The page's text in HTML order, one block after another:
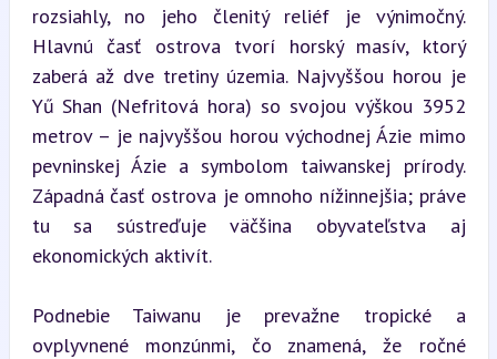
rozsiahly, no jeho členitý reliéf je výnimočný.
Hlavnú časť ostrova tvorí horský masív, ktorý
zaberá až dve tretiny územia. Najvyššou horou je
Yű Shan (Nefritová hora) so svojou výškou 3952
metrov – je najvyššou horou východnej Ázie mimo
pevninskej Ázie a symbolom taiwanskej prírody.
Západná časť ostrova je omnoho nížinnejšia; práve
tu sa sústreďuje väčšina obyvateľstva aj
ekonomických aktivít.
Podnebie Taiwanu je prevažne tropické a
ovplyvnené monzúnmi, čo znamená, že ročné